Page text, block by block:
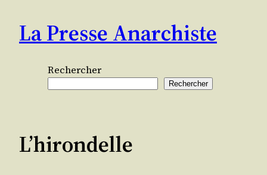
contenu
La Presse Anarchiste
Rechercher
Rechercher
L’hirondelle